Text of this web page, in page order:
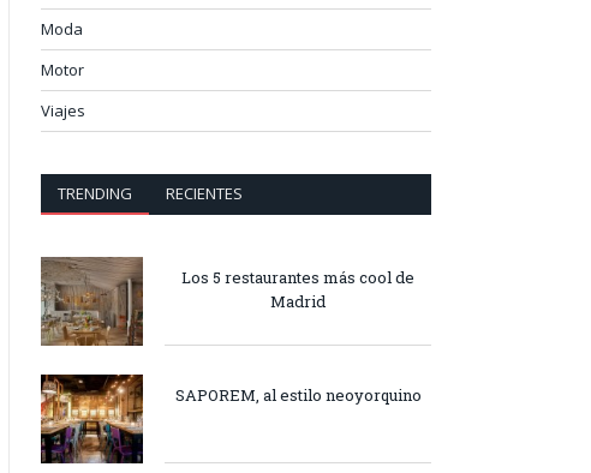
Moda
Motor
Viajes
TRENDING RECIENTES
Los 5 restaurantes más cool de
Madrid
SAPOREM, al estilo neoyorquino